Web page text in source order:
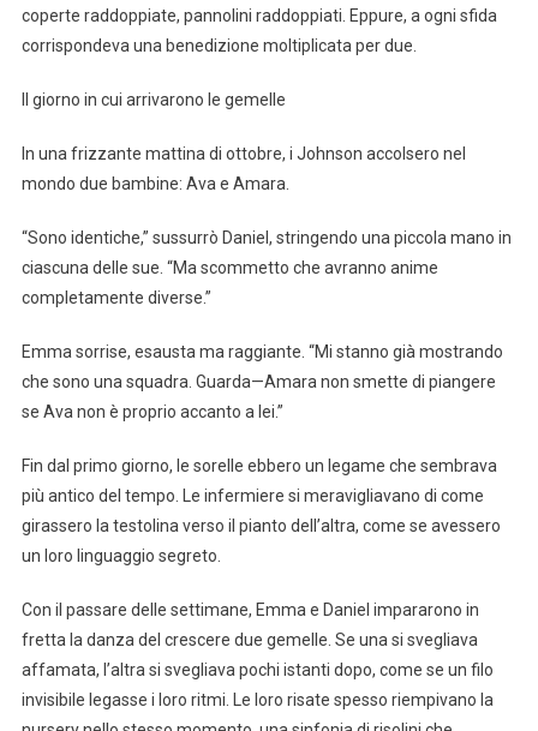
coperte raddoppiate, pannolini raddoppiati. Eppure, a ogni sfida
corrispondeva una benedizione moltiplicata per due.
Il giorno in cui arrivarono le gemelle
In una frizzante mattina di ottobre, i Johnson accolsero nel
mondo due bambine: Ava e Amara.
“Sono identiche,” sussurrò Daniel, stringendo una piccola mano in
ciascuna delle sue. “Ma scommetto che avranno anime
completamente diverse.”
Emma sorrise, esausta ma raggiante. “Mi stanno già mostrando
che sono una squadra. Guarda—Amara non smette di piangere
se Ava non è proprio accanto a lei.”
Fin dal primo giorno, le sorelle ebbero un legame che sembrava
più antico del tempo. Le infermiere si meravigliavano di come
girassero la testolina verso il pianto dell’altra, come se avessero
un loro linguaggio segreto.
Con il passare delle settimane, Emma e Daniel impararono in
fretta la danza del crescere due gemelle. Se una si svegliava
affamata, l’altra si svegliava pochi istanti dopo, come se un filo
invisibile legasse i loro ritmi. Le loro risate spesso riempivano la